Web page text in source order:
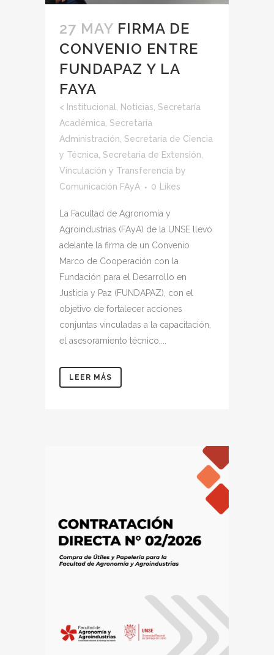
27 MAY FIRMA DE
CONVENIO ENTRE
FUNDAPAZ Y LA
FAYA
< Institucional Noticias Secretaría
Académica Secretaría
Administración Secretaría de Ciencia
y Técnica Secretaria de Extensión,
Vinculación y Transferencia by
Comunicación FAyA
0 Likes
La Facultad de Agronomía y
Agroindustrias (FAyA) de la UNSE llevó
adelante la firma de un Convenio
Marco de Cooperación con la
Fundación para el Desarrollo en
Justicia y Paz (FUNDAPAZ), con el
objetivo de fortalecer acciones
conjuntas vinculadas a la capacitación,
el asesoramiento técnico,...
LEER MÁS